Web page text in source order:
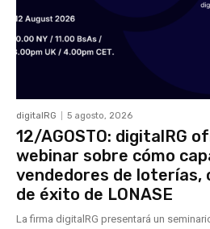
digitalRG 5 agosto, 2026
12/AGOSTO: digitalRG
webinar sobre cómo
vendedores de loterías,
de éxito de LONASE
La firma digitalRG presentará un